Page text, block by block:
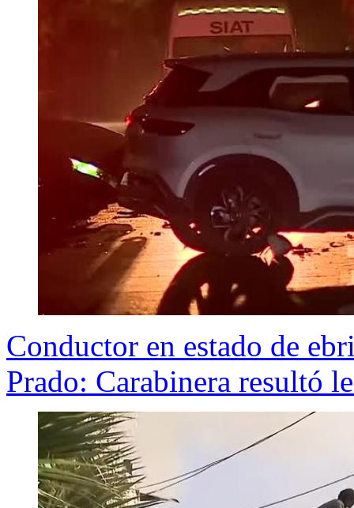
Conductor en estado de
Prado: Carabinera resultó